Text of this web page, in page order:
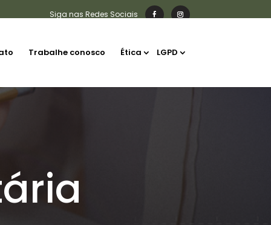
Trabalhe conosco Ética LGPD